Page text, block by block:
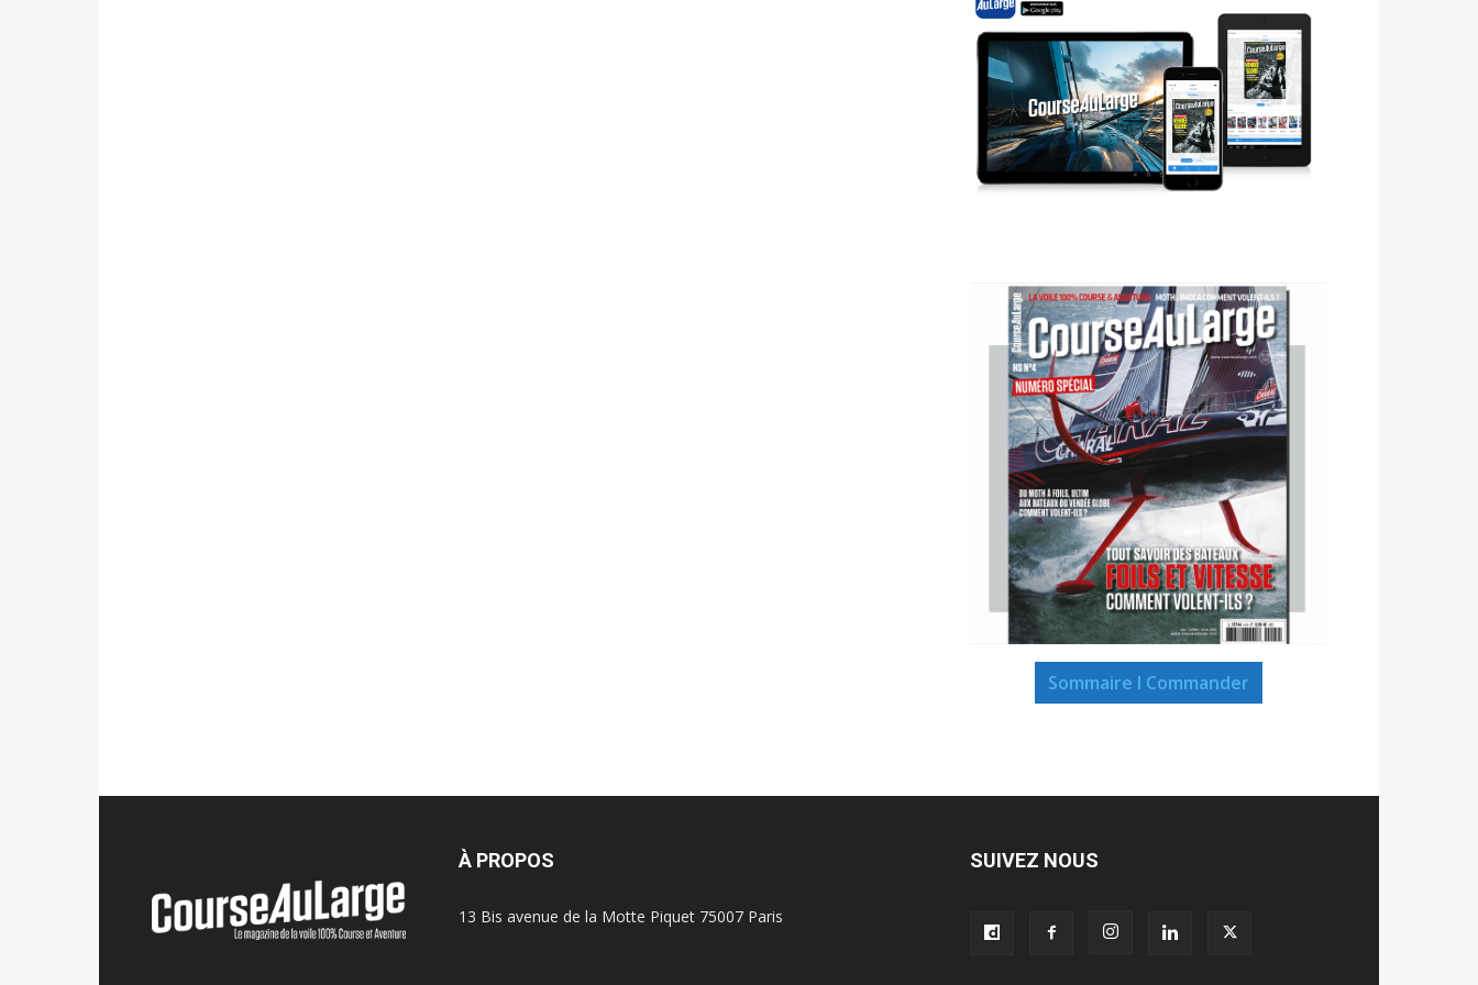
Sommaire I Commander
À PROPOS
13 Bis avenue de la Motte Piquet 75007 Paris
SUIVEZ NOUS